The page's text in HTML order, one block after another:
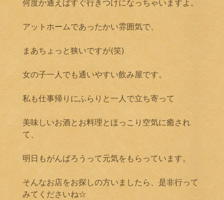
何度か通えばすぐ行きつけになっちゃいますよ。
アットホームであったかい雰囲気で、
まあちょっと狭いですが(笑)
女の子一人でも通いやすい飲み屋です。
私も仕事帰りにふらりと一人で立ち寄って
美味しいお酒とお料理とほっこり空気に癒され
て、
明日もがんばろうって元気をもらっています。
そんなお店をお探しの方いましたら、是非行って
みてくださいね☆